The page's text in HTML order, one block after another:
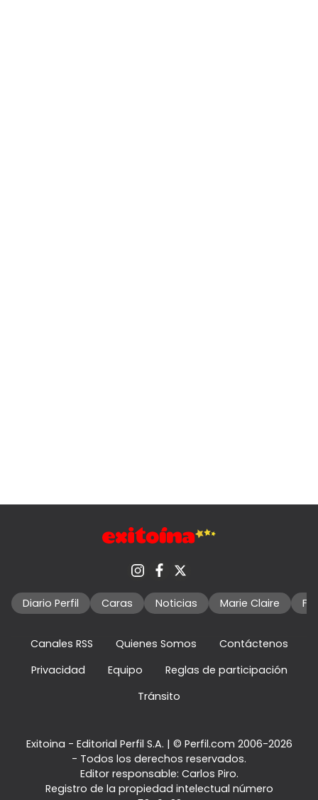
Diario Perfil Caras Noticias Marie Claire
Canales RSS Quienes Somos
Contáctenos
Privacidad
Equipo
Reglas de participación
Tránsito
Exitoina - Editorial Perfil S.A. | © Perfil.com 2006-2026
- Todos los derechos reservados.
Editor responsable: Carlos Piro.
Registro de la propiedad intelectual número